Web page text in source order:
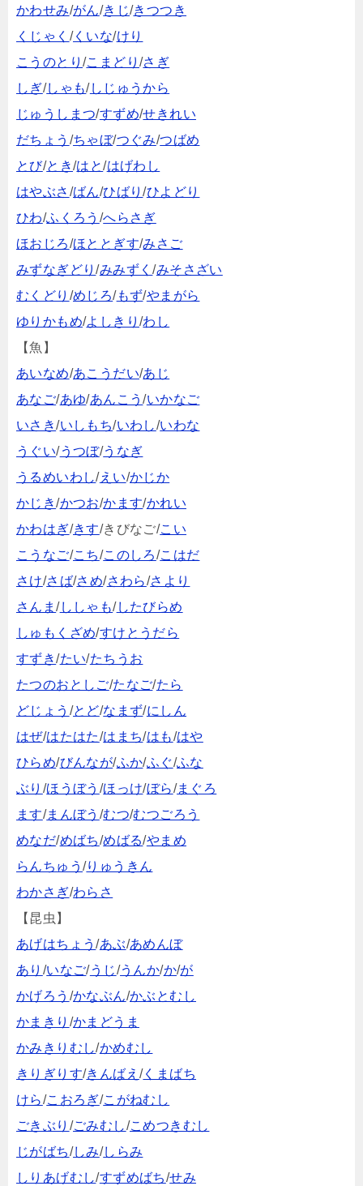
かわせみ/がん/きじ/きつつき
くじゃく /くいな/けり
こうのとり /こまどり/さぎ
しぎ/しゃも/しじゅうから
じゅうしまつ/すずめ/せきれい
だちょう /ちゃぼ/つぐみ/つばめ
とび/とき/はと/はげわし
はやぶさ /ばん/ひばり/ひよどり
ひわ/ふくろう /へらさぎ
ほおじろ/ほととぎす/みさご
みずなぎどり/みみずく/みそさざい
むくどり /めじろ/もず/やまがら
ゆりかもめ/よしきり/わし
【魚】
あいなめ/あこうだい/あじ
あなご/あゆ/あんこう/いかなご
いさき/いしもち/いわし/いわな
うぐい/うつぼ/うなぎ
うるめいわし/えい/かじか
かじき/かつお/かます/かれい
かわはぎ/きす/きびなご/こい
こうなご/こち/このしろ/こはだ
さけ/さば/さめ/さわら/さより
さんま/ししゃも/したびらめ
しゅもくざめ/すけとうだら
すずき/たい/たちうお
たつのおとしご/たなご/たら
どじょう /とど/なまず/にしん
はぜ/はたはた/はまち/はも/はや
ひらめ/びんなが/ふか/ふぐ/ふな
ぶり /ほうぼう /ほっけ/ぼら/まぐろ
ます/まんぼう /むつ/むつごろう
めなだ/めばち/めばる/やまめ
らんちゅう /りゅうきん
わかさぎ/わらさ
【昆虫】
あげはちょう/あぶ/あめんぼ
あり /いなご/うじ/うんか/か/が
かげろう /かなぶん/かぶとむし
かまきり /かまどうま
かみきりむし/かめむし
きりぎりす/きんばえ/くまばち
けら/こおろぎ/こがねむし
ごきぶり /ごみむし/こめつきむし
じがばち/しみ/しらみ
しりあげむし/すずめばち/せみ